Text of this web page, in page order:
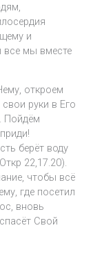
и
мы вместе
откроем
руки в Его
Пойдём
берёт воду
22,17.20).
чтобы всё
где посетил
вновь
Свой